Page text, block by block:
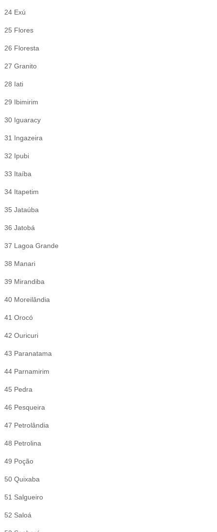
24 Exú
25 Flores
26 Floresta
27 Granito
28 Iati
29 Ibimirim
30 Iguaracy
31 Ingazeira
32 Ipubi
33 Itaíba
34 Itapetim
35 Jataúba
36 Jatobá
37 Lagoa Grande
38 Manari
39 Mirandiba
40 Moreilândia
41 Orocó
42 Ouricuri
43 Paranatama
44 Parnamirim
45 Pedra
46 Pesqueira
47 Petrolândia
48 Petrolina
49 Poção
50 Quixaba
51 Salgueiro
52 Saloá